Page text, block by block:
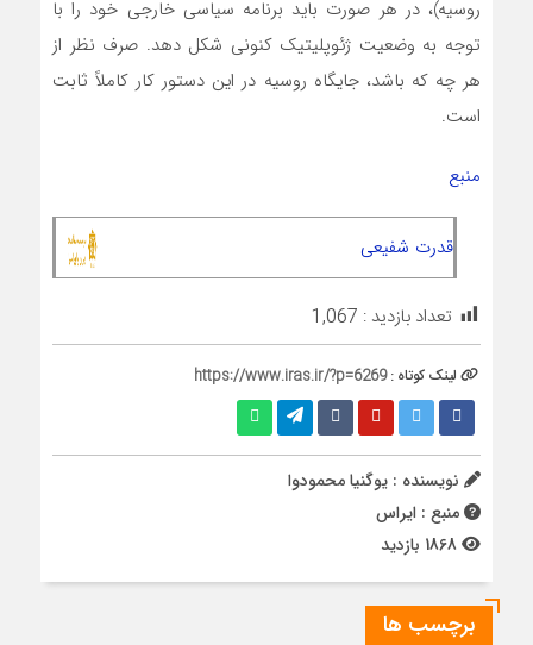
روسیه)، در هر صورت باید برنامه سیاسی خارجی خود را با
توجه به وضعیت ژئوپلیتیک کنونی شکل دهد. صرف نظر از
هر چه که باشد، جایگاه روسیه در این دستور کار کاملاً ثابت
است.
منبع
قدرت شفیعی
تعداد بازدید : 1,067
لینک کوتاه :https://www.iras.ir/?p=6269
نویسنده : یوگنیا محمودوا
منبع : ایراس
برچسب ها